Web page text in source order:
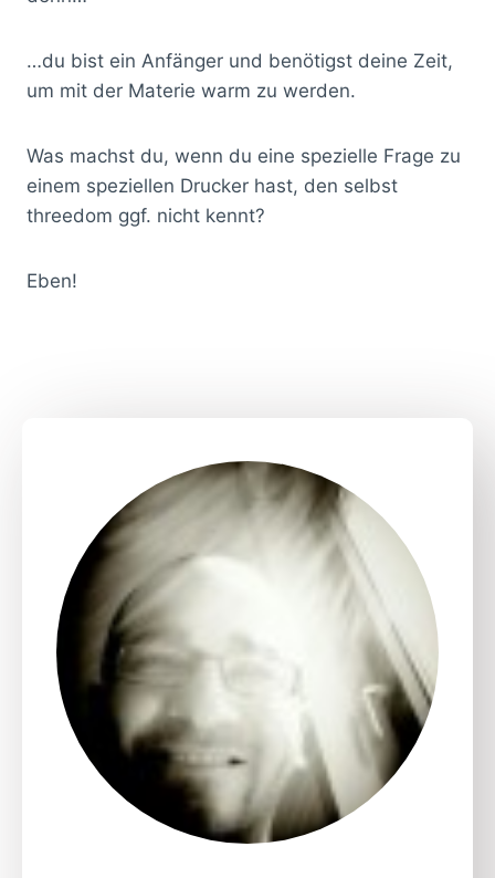
…du bist ein Anfänger und benötigst deine Zeit,
um mit der Materie warm zu werden.
Was machst du, wenn du eine spezielle Frage zu
einem speziellen Drucker hast, den selbst
threedom ggf. nicht kennt?
Eben!